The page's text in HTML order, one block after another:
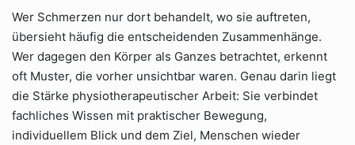
Wer Schmerzen nur dort behandelt, wo sie auftreten,
übersieht häufig die entscheidenden Zusammenhänge.
Wer dagegen den Körper als Ganzes betrachtet, erkennt
oft Muster, die vorher unsichtbar waren. Genau darin liegt
die Stärke physiotherapeutischer Arbeit: Sie verbindet
fachliches Wissen mit praktischer Bewegung,
individuellem Blick und dem Ziel, Menschen wieder